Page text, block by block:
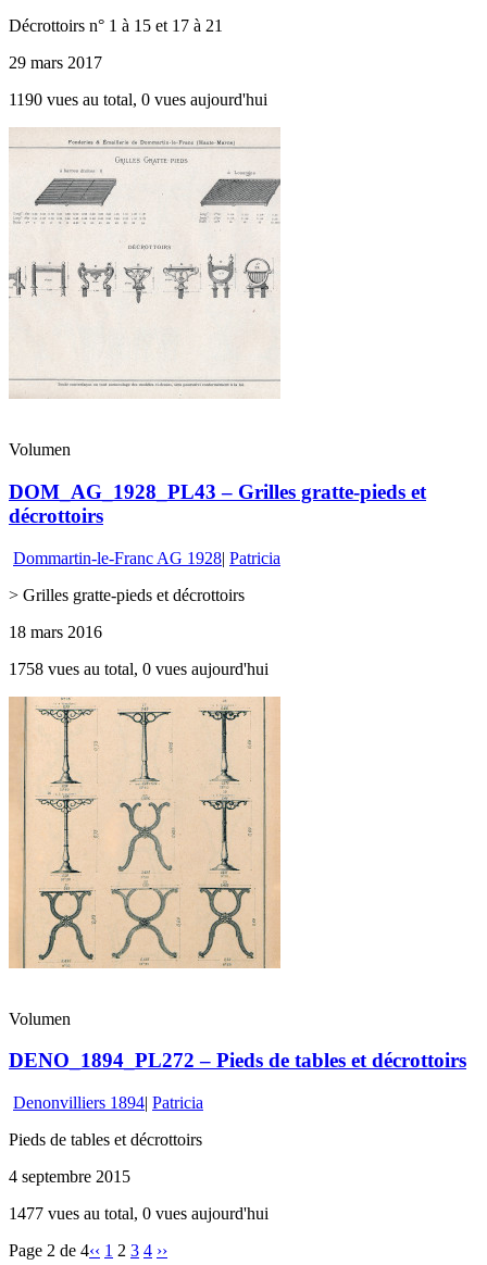
Décrottoirs n° 1 à 15 et 17 à 21
29 mars 2017
1190 vues au total, 0 vues aujourd'hui
Volumen
DOM_AG_1928_PL43 – Grilles gratte-pieds et
décrottoirs
Dommartin-le-Franc AG 1928| Patricia
> Grilles gratte-pieds et décrottoirs
18 mars 2016
1758 vues au total, 0 vues aujourd'hui
Volumen
DENO_1894_PL272 – Pieds de tables et décrottoirs
Denonvilliers 1894| Patricia
Pieds de tables et décrottoirs
4 septembre 2015
1477 vues au total, 0 vues aujourd'hui
Page 2 de 4‹‹ 1 2 3 4 ››